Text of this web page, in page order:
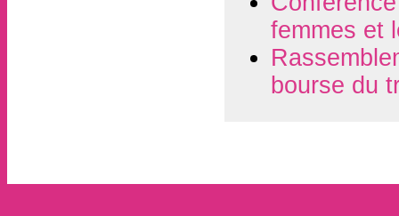
femmes et
bourse du